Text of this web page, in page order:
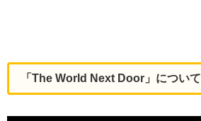
「The World Next Door」について